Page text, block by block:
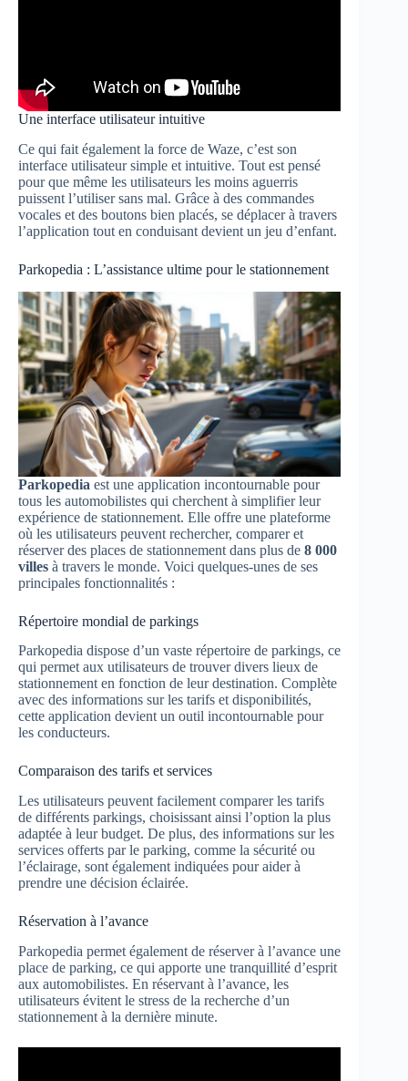
Une interface utilisateur intuitive
Ce qui fait également la force de Waze, c’est son
interface utilisateur simple et intuitive. Tout est pensé
pour que même les utilisateurs les moins aguerris
puissent l’utiliser sans mal. Grâce à des commandes
vocales et des boutons bien placés, se déplacer à travers
l’application tout en conduisant devient un jeu d’enfant.
Parkopedia : L’assistance ultime pour le stationnement
Parkopedia est une application incontournable pour
tous les automobilistes qui cherchent à simplifier leur
expérience de stationnement. Elle offre une plateforme
où les utilisateurs peuvent rechercher, comparer et
réserver des places de stationnement dans plus de 8 000
villes à travers le monde. Voici quelques-unes de ses
principales fonctionnalités :
Répertoire mondial de parkings
Parkopedia dispose d’un vaste répertoire de parkings, ce
qui permet aux utilisateurs de trouver divers lieux de
stationnement en fonction de leur destination. Complète
avec des informations sur les tarifs et disponibilités,
cette application devient un outil incontournable pour
les conducteurs.
Comparaison des tarifs et services
Les utilisateurs peuvent facilement comparer les tarifs
de différents parkings, choisissant ainsi l’option la plus
adaptée à leur budget. De plus, des informations sur les
services offerts par le parking, comme la sécurité ou
l’éclairage, sont également indiquées pour aider à
prendre une décision éclairée.
Réservation à l’avance
Parkopedia permet également de réserver à l’avance une
place de parking, ce qui apporte une tranquillité d’esprit
aux automobilistes. En réservant à l’avance, les
utilisateurs évitent le stress de la recherche d’un
stationnement à la dernière minute.